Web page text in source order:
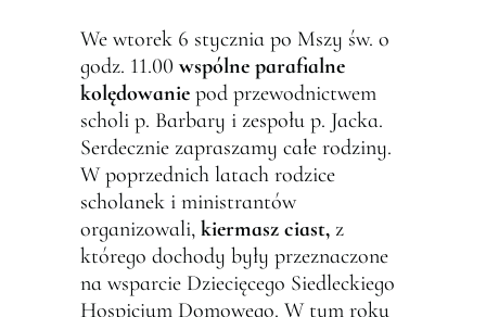
We wtorek 6 stycznia po Mszy św. o
godz. 11.00 wspólne parafialne
kolędowanie pod przewodnictwem
scholi p. Barbary i zespołu p. Jacka.
Serdecznie zapraszamy całe rodziny.
W poprzednich latach rodzice
scholanek i ministrantów
organizowali, kiermasz ciast, z
którego dochody były przeznaczone
na wsparcie Dziecięcego Siedleckiego
Hospicjum Domowego. W tym roku